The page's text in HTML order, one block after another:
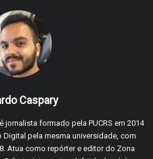
Caspary
jornalista formado pela PUCRS em 2014
pela mesma universidade, com
Atua como repórter e editor do Zona